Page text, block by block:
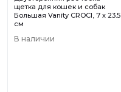
щетка для кошек и собак
Большая Vanity CROCI, 7 х 23.5
см
В наличии